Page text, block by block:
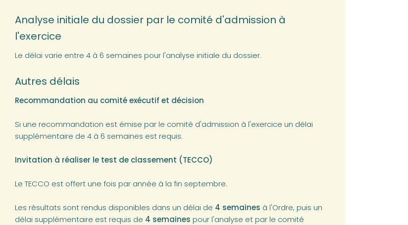
Analyse initiale du dossier par le comité d'admission à
l'exercice
Le délai varie entre 4 à 6 semaines pour l'analyse initiale du dossier.
Autres délais
Recommandation au comité exécutif et décision
Si une recommandation est émise par le comité d'admission à l'exercice un délai
supplémentaire de 4 à 6 semaines est requis.
Invitation à réaliser le test de classement (TECCO)
Le TECCO est offert une fois par année à la fin septembre.
Les résultats sont rendus disponibles dans un délai de 4 semaines à l'Ordre, puis un
délai supplémentaire est requis de 4 semaines pour l'analyse et par le comité